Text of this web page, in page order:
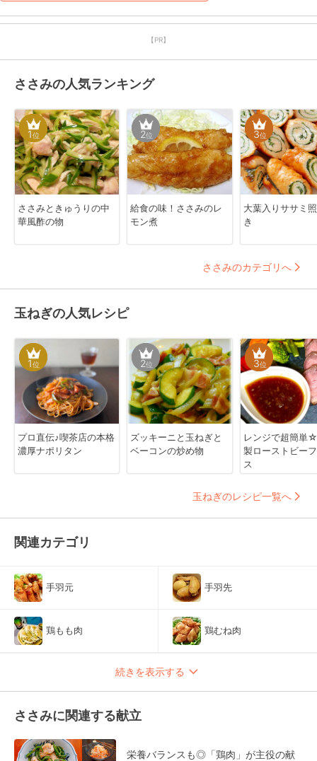
【PR】
ささみの人気ランキング
1位
ささみときゅうりの中
華風酢の物
2位
給食の味！ささみのレ
モン煮
3位
大葉入りササミ
き
ささみのカテゴリへ
玉ねぎの人気レシピ
1位
プロ直伝♪喫茶店の本格
濃厚ナポリタン
2位
ズッキーニと玉ねぎと
ベーコンの炒め物
3位
レンジで超簡単
製ローストビー
ス
玉ねぎのレシピ一覧へ
関連カテゴリ
手羽元 手羽先
鶏もも肉 鶏むね肉
続きを表示する
ささみに関連する献立
栄養バランスも◎「鶏肉」が主役の献